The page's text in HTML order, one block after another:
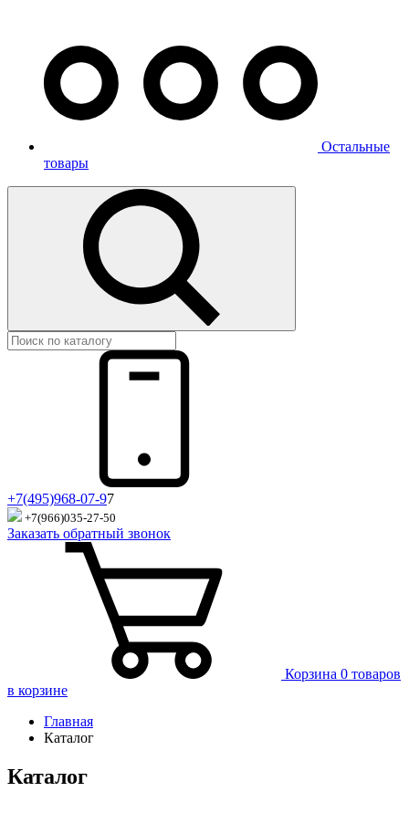
Остальные
товары
+7(495)968-07-97
+7(966)035-27-50
Заказать обратный звонок
Корзина 0 товаров
в корзине
Главная
Каталог
Каталог